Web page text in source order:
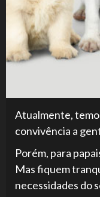
Atualmente,
convivência a
Porém, para
Mas fiquem
necessidades do